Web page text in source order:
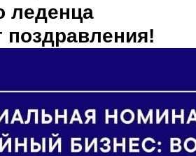
леденца
поздравления!